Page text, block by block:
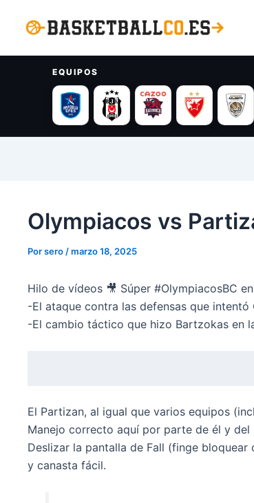
EQUIPOS
Olympiacos vs
Porsero /marzo 18, 2025
Hilo de vídeos 🎥 Súper #OlympiacosBC
-El ataque contra las defensas que
-El cambio táctico que hizo Bartzokas en
El Partizan, al igual que varios equipos
Manejo correcto aquí por parte de él y
Deslizar la pantalla de Fall (finge
y canasta fácil.